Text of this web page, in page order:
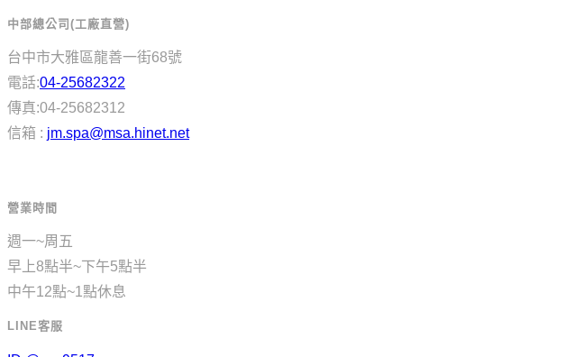
中部總公司(工廠直營)
台中市大雅區龍善一街68號
電話:04-25682322
傳真:04-25682312
信箱 : jm.spa@msa.hinet.net
營業時間
週一~周五
早上8點半~下午5點半
中午12點~1點休息
LINE客服